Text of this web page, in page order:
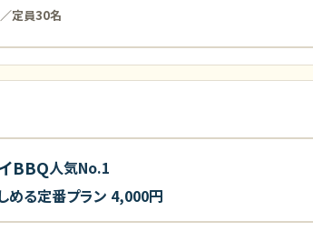
定員30名
BBQ人気No.1
める定番プラン 4,000円